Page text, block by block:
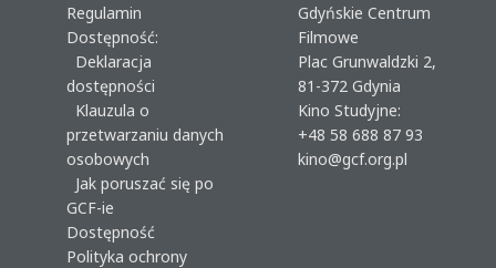
Regulamin
Dostępność:
Deklaracja
dostępności
Klauzula o
przetwarzaniu danych
osobowych
Jak poruszać się po
GCF-ie
Dostępność
Polityka ochrony
Gdyńskie Centrum
Filmowe
Plac Grunwaldzki 2,
81-372 Gdynia
Kino Studyjne:
+48 58 688 87 93
kino@gcf.org.pl